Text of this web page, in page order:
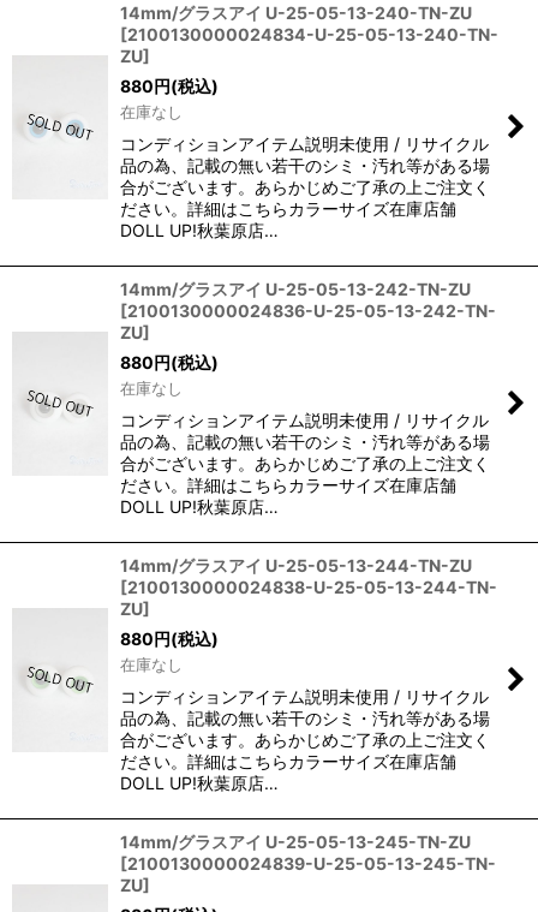
14mm/グラスアイ U-25-05-13-240-TN-ZU
[2100130000024834-U-25-05-13-240-TN-
ZU]
880円(税込)
在庫なし
コンディションアイテム説明未使用 / リサイクル
品の為、記載の無い若干のシミ・汚れ等がある場
合がございます。あらかじめご了承の上ご注文く
ださい。詳細はこちらカラーサイズ在庫店舗
DOLL UP!秋葉原店…
14mm/グラスアイ U-25-05-13-242-TN-ZU
[2100130000024836-U-25-05-13-242-TN-
ZU]
880円(税込)
在庫なし
コンディションアイテム説明未使用 / リサイクル
品の為、記載の無い若干のシミ・汚れ等がある場
合がございます。あらかじめご了承の上ご注文く
ださい。詳細はこちらカラーサイズ在庫店舗
DOLL UP!秋葉原店…
14mm/グラスアイ U-25-05-13-244-TN-ZU
[2100130000024838-U-25-05-13-244-TN-
ZU]
880円(税込)
在庫なし
コンディションアイテム説明未使用 / リサイクル
品の為、記載の無い若干のシミ・汚れ等がある場
合がございます。あらかじめご了承の上ご注文く
ださい。詳細はこちらカラーサイズ在庫店舗
DOLL UP!秋葉原店…
14mm/グラスアイ U-25-05-13-245-TN-ZU
[2100130000024839-U-25-05-13-245-TN-
ZU]